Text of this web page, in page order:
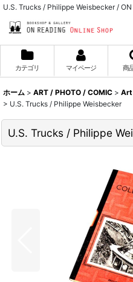
U.S. Trucks / Philippe Weisbecker /
カテゴリ マイページ 商
ホーム > ART / PHOTO / COMIC > Art
> U.S. Trucks / Philippe Weisbecker
U.S. Trucks / Philippe